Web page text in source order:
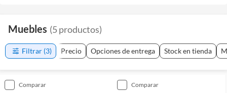
Muebles (5productos)
Filtrar (3) Precio Opciones de entrega Stock en tienda
comparar comparar